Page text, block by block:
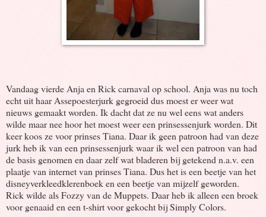
Vandaag vierde Anja en Rick carnaval op school. Anja was nu toch
echt uit haar Assepoesterjurk gegroeid dus moest er weer wat
nieuws gemaakt worden. Ik dacht dat ze nu wel eens wat anders
wilde maar nee hoor het moest weer een prinsessenjurk worden. Dit
keer koos ze voor prinses Tiana. Daar ik geen patroon had van deze
jurk heb ik van een prinsessenjurk waar ik wel een patroon van had
de basis genomen en daar zelf wat bladeren bij getekend n.a.v. een
plaatje van internet van prinses Tiana. Dus het is een beetje van het
disneyverkleedklerenboek en een beetje van mijzelf geworden.
Rick wilde als Fozzy van de Muppets. Daar heb ik alleen een broek
voor genaaid en een t-shirt voor gekocht bij Simply Colors.